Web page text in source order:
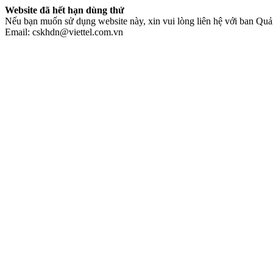
Website đã hết hạn dùng thử
Nếu bạn muốn sử dụng website này, xin vui lòng liên hệ với ban
Email: cskhdn@viettel.com.vn